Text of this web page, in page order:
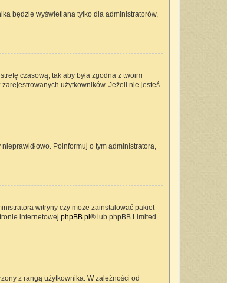
będzie wyświetlana tylko dla administratorów,
czasową, tak aby była zgodna z twoim
użytkowników. Jeżeli nie jesteś
Poinformuj o tym administratora,
witryny czy może zainstalować pakiet
internetowej phpBB.pl ® lub phpBB Limited
z rangą użytkownika. W zależności od